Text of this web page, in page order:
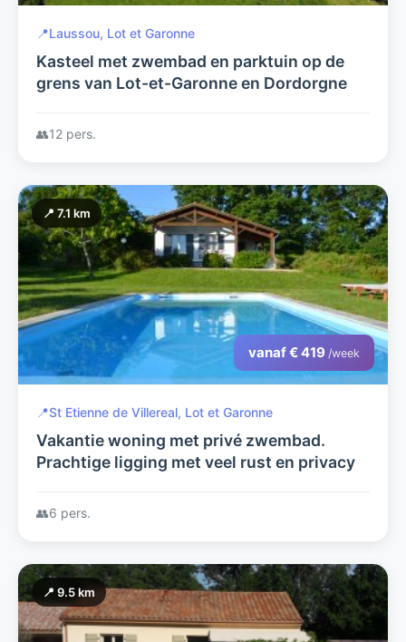
📍Laussou, Lot et Garonne
Kasteel met zwembad en parktuin op de
grens van Lot-et-Garonne en Dordorgne
👥12 pers.
📍 7.1 km
vanaf € 419 /week
📍St Etienne de Villereal, Lot et Garonne
Vakantie woning met privé zwembad.
Prachtige ligging met veel rust en privacy
👥6 pers.
📍 9.5 km